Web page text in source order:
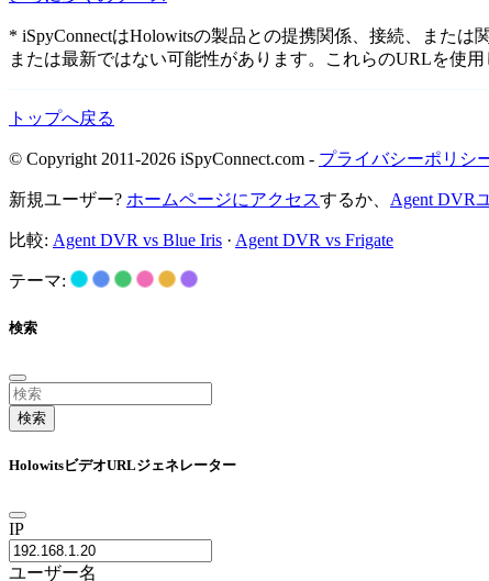
* iSpyConnectはHolowitsの製品との提携関係、接続、また
または最新ではない可能性があります。これらのURLを使
トップへ戻る
© Copyright 2011-2026 iSpyConnect.com - プライバシーポリシ
新規ユーザー? ホームページにアクセスするか、 Agent DVR
比較: Agent DVR vs Blue Iris · Agent DVR vs Frigate
テーマ:
検索
検索
HolowitsビデオURLジェネレーター
IP
ユーザー名